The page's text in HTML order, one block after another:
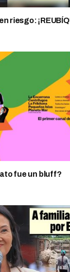
riesgo:
fue un bluff?